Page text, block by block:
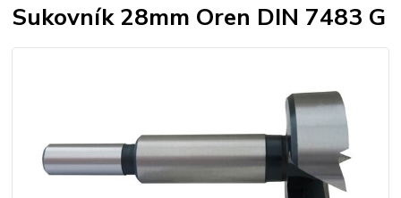
Sukovník 28mm Oren DIN 7483 G